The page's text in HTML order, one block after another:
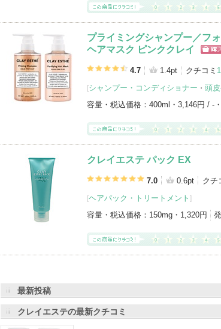
プライミングシャンプー／フ
ヘアマスク ピンククレイ
グサ
4.7 1.4pt クチコミ
[シャンプー・コンディショナー ・ 頭
容量・税込価格： 400ml・3,146円 / -
クレイエステ パック EX
7.0 0.6pt クチ
[ヘアパック・トリートメント ]
容量・税込価格： 150mg・1,320円
最新投稿
クレイエステの最新クチコミ